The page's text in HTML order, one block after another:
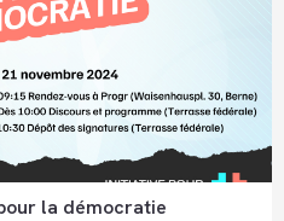
la démocratie